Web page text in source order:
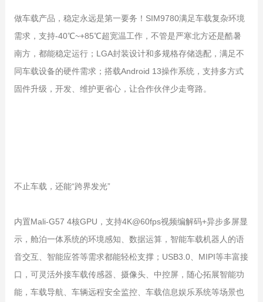
做车载产品，稳定永远是第一要务！SIM9780满足车载复杂环境
需求，支持-40℃~+85℃超宽温工作，不管是严寒北方还是酷暑
南方，都能稳定运行；LGA封装设计和多规格存储选配，满足不
同车载设备的硬件需求；搭载Android 13操作系统，支持多方式
固件升级，开发、维护更省心，让合作伙伴少走弯路。
不止车载，还能“跨界发光”
内置Mali-G57 4核GPU，支持4K@60fps视频编解码+异步多屏显
示，舱泊一体系统的环境感知、数据运算，智能车载机器人的语
音交互、智能应答等需求都能轻松支撑；USB3.0、MIPI等丰富接
口，可灵活外接车载传感器、摄像头、中控屏，随心拓展智能功
能，车载导航、车辆远程安全监控、车载信息娱乐系统等场景也